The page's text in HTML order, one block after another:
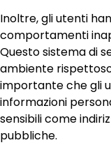
Inoltre, gli utenti
comportamenti
Questo sistema di
ambiente
importante che gli
informazioni
sensibili come
pubbliche.